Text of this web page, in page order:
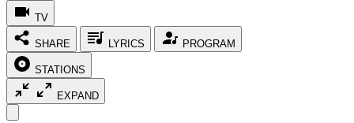
TV
SHARE LYRICS PROGRAM
STATIONS
EXPAND